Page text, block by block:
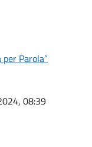
Parola”
08:39